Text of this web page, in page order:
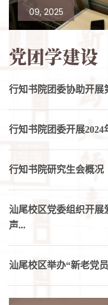
09, 2025
09, 2025
党团学建设
行知书院团委协助开展
行知书院团委开展2024
行知书院研究生会概况
汕尾校区党委组织开展
声...
汕尾校区举办“新老党